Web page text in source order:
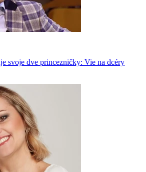
svoje dve princezničky: Vie na dcéry